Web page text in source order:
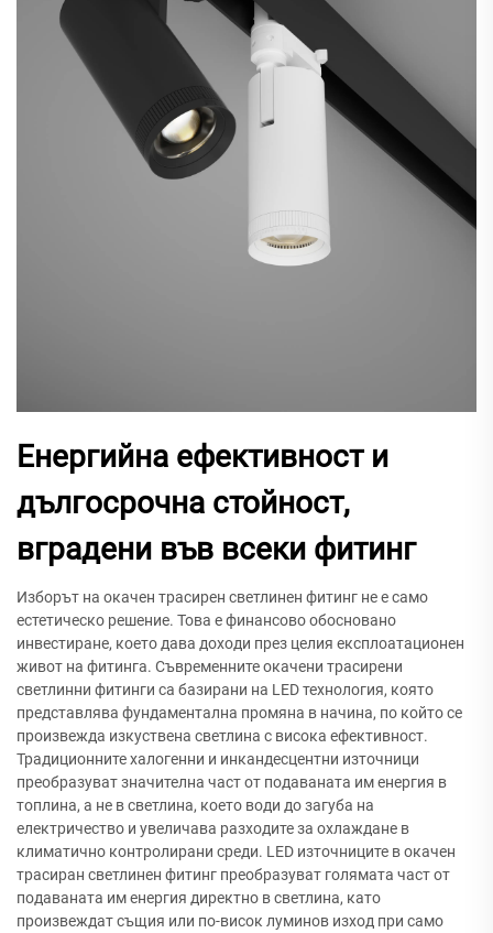
Енергийна ефективност и
дългосрочна стойност,
вградени във всеки фитинг
Изборът на окачен трасирен светлинен фитинг не е само
естетическо решение. Това е финансово обосновано
инвестиране, което дава доходи през целия експлоатационен
живот на фитинга. Съвременните окачени трасирени
светлинни фитинги са базирани на LED технология, която
представлява фундаментална промяна в начина, по който се
произвежда изкуствена светлина с висока ефективност.
Традиционните халогенни и инкандесцентни източници
преобразуват значителна част от подаваната им енергия в
топлина, а не в светлина, което води до загуба на
електричество и увеличава разходите за охлаждане в
климатично контролирани среди. LED източниците в окачен
трасиран светлинен фитинг преобразуват голямата част от
подаваната им енергия директно в светлина, като
произвеждат същия или по-висок луминов изход при само